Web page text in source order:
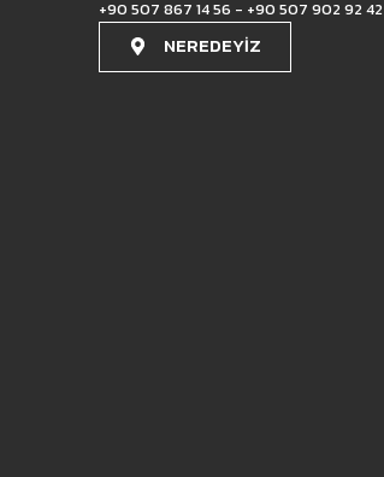
+90 507 867 14 56 - +90 507 902 92 42
NEREDEYİZ